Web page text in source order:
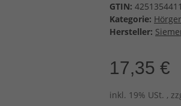
GTIN:
Kategorie:
Hersteller:
17,35 €
inkl. 19% USt. ,